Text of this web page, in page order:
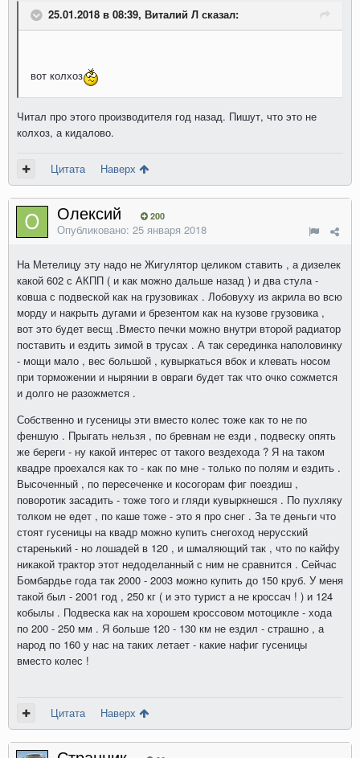
25.01.2018 в 08:39, Виталий Л сказал:
вот колхоз
Читал про этого производителя год назад. Пишут, что это не
колхоз, а кидалово.
Цитата Наверх
Олексий 200
Опубликовано: 25 января 2018
На Метелицу эту надо не Жигулятор целиком ставить , а дизелек
какой 602 с АКПП ( и как можно дальше назад ) и два стула -
ковша с подвеской как на грузовиках . Лобовуху из акрила во всю
морду и накрыть дугами и брезентом как на кузове грузовика ,
вот это будет весщ .Вместо печки можно внутри второй радиатор
поставить и ездить зимой в трусах . А так серединка наполовинку
- мощи мало , вес большой , кувыркаться вбок и клевать носом
при торможении и нырянии в овраги будет так что очко сожмется
и долго не разожмется .
Собственно и гусеницы эти вместо колес тоже как то не по
феншую . Прыгать нельзя , по бревнам не езди , подвеску опять
же береги - ну какой интерес от такого вездехода ? Я на таком
квадре проехался как то - как по мне - только по полям и ездить .
Высоченный , по пересеченке и косогорам фиг поездиш ,
поворотик засадить - тоже того и гляди кувыркнешся . По пухляку
толком не едет , по каше тоже - это я про снег . За те деньги что
стоят гусеницы на квадр можно купить снегоход нерусский
старенький - но лошадей в 120 , и шмаляющий так , что по кайфу
никакой трактор этот недоделанный с ним не сравнится . Сейчас
Бомбардье года так 2000 - 2003 можно купить до 150 круб. У меня
такой был - 2001 год , 250 кг ( и это турист а не кроссач ! ) и 124
кобылы . Подвеска как на хорошем кроссовом мотоцикле - хода
по 200 - 250 мм . Я больше 120 - 130 км не ездил - страшно , а
народ по 160 у нас на таких летает - какие нафиг гусеницы
вместо колес !
Цитата Наверх